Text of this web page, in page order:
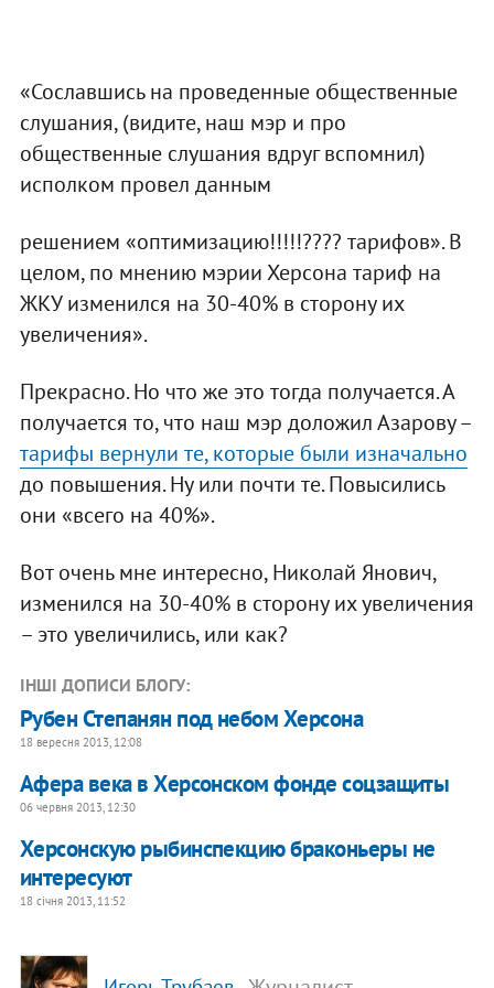
«Сославшись на проведенные общественные
слушания, (видите, наш мэр и про
общественные слушания вдруг вспомнил)
исполком провел данным
решением «оптимизацию!!!!!???? тарифов». В
целом, по мнению мэрии Херсона тариф на
ЖКУ изменился на 30-40% в сторону их
увеличения».
Прекрасно. Но что же это тогда получается. А
получается то, что наш мэр доложил Азарову –
тарифы вернули те, которые были изначально
до повышения. Ну или почти те. Повысились
они «всего на 40%».
Вот очень мне интересно, Николай Янович,
изменился на 30-40% в сторону их увеличения
– это увеличились, или как?
ІНШІ ДОПИСИ БЛОГУ:
Рубен Степанян под небом Херсона
18 вересня 2013, 12:08
Афера века в Херсонском фонде соцзащиты
06 червня 2013, 12:30
Херсонскую рыбинспекцию браконьеры не
интересуют
18 січня 2013, 11:52